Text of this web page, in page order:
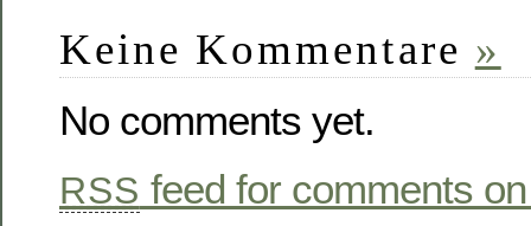
Keine Kommentare »
No comments yet.
RSS feed for comments